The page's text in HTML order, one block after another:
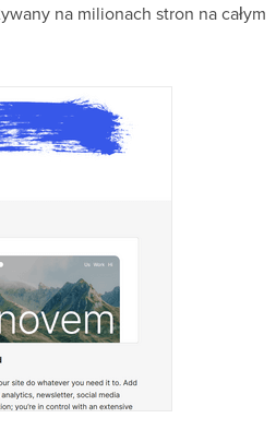
na milionach stron na całym